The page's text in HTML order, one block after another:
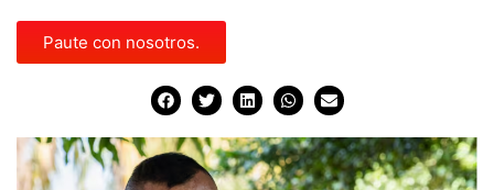
Paute con nosotros.